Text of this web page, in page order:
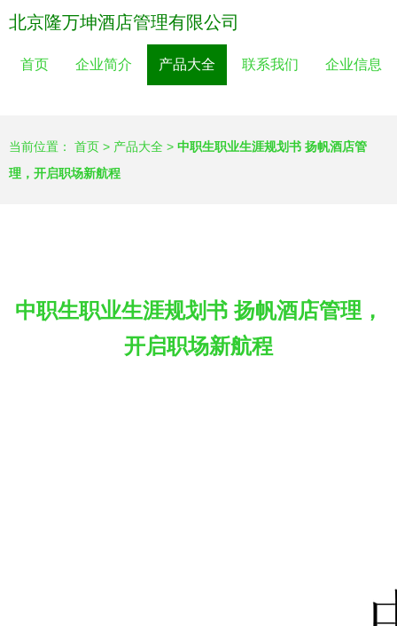
北京隆万坤酒店管理有限公司
首页 企业简介 产品大全 联系我们 企业信息
当前位置： 首页 > 产品大全 > 中职生职业生涯规划书 扬帆酒店管
理，开启职场新航程
中职生职业生涯规划书 扬帆酒店管理，
开启职场新航程